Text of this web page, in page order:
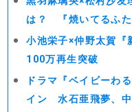
は？ 『焼いてるふた
小池栄子×仲野太賀
100万再生突破
ドラマ『ベイビーわ
イン 水石亜飛夢、